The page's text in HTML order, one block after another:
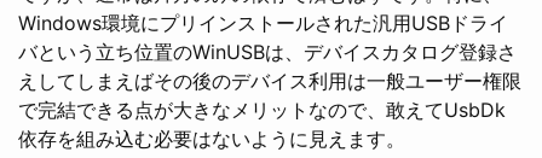
Windows環境にプリインストールされた汎用USBドライ
バという立ち位置のWinUSBは、デバイスカタログ登録さ
えしてしまえばその後のデバイス利用は一般ユーザー権限
で完結できる点が大きなメリットなので、敢えてUsbDk
依存を組み込む必要はないように見えます。